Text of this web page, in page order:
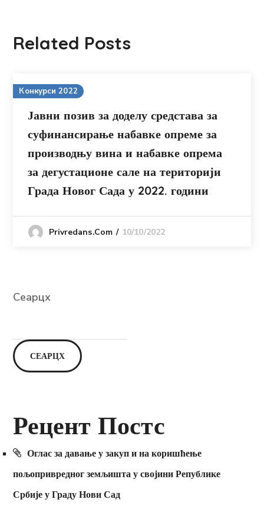
Related Posts
Конкурси 2022
Јавни позив за доделу средстава за
суфинансирање набавке опреме за
производњу вина и набавке опрема
за дегустационе сале на територији
Града Новог Сада у 2022. години
Privredans.com 10/10/2022
Сеарцх
СЕАРЦХ
Рецент Постс
Оглас за давање у закуп и на коришћење
пољопривредног земљишта у својини Републике
Србије у Граду Нови Сад